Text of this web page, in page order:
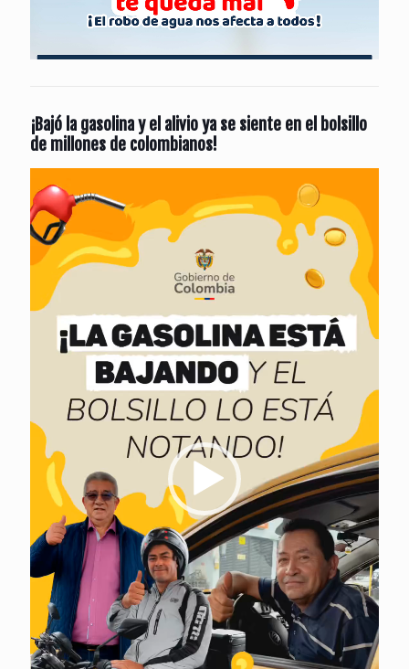
¡Bajó la gasolina y el alivio ya se siente en el bolsillo
de millones de colombianos!
de
vídeo